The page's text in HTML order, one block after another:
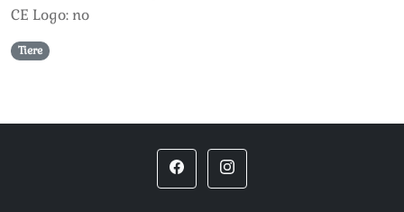
CE Logo: no
Tiere